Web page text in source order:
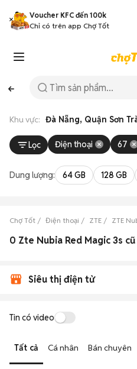
Voucher KFC đến 100k
Chỉ có trên app Chợ Tốt
Khu vực: Đà Nẵng, Quận Sơn
Lọc Điện thoại 67
Dung lượng: 64 GB 128 GB
Chợ Tốt Điện thoại ZTE ZTE
0 Zte Nubia Red Magic 3s
Siêu thị điện tử
Tin có video
Tất cả Cá nhân Bán chuyên